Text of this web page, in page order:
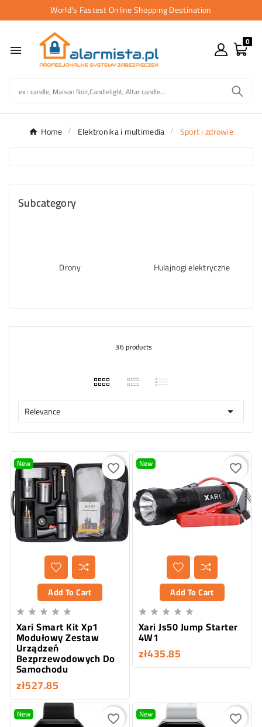
World's Fastest Online Shopping Destination

0
Home Elektronika i multimedia Sport i zdrowie
Subcategory
Drony Hulajnogi elektryczne
36 products
Relevance 
New
Add To Cart
    
Xari Smart Kit Xp1
Modułowy Zestaw
Urządzeń
Bezprzewodowych Do
Samochodu
zł527.85
favorite_border New
Add To Cart
    
Xari Js50 Jump Starter
4W1
zł435.85
favorite_border
New favorite_border New favorite_border